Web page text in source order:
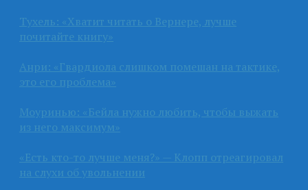
Тухель: «Хватит читать о Вернере, лучше
почитайте книгу»
Анри: «Гвардиола слишком помешан на тактике,
это его проблема»
Моуринью: «Бейла нужно любить, чтобы выжать
из него максимум»
«Есть кто-то лучше меня?» — Клопп отреагировал
на слухи об увольнении